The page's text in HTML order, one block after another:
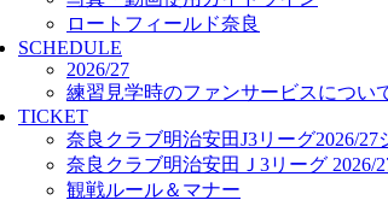
プロジェクト
コーチ&スタッフ
ジュニア
ジュニアユース
ユース
練習拠点（ナラディーア）
SCHOOL
CLUB
ロートフィールド奈良
SCHEDULE
2026/27
練習見学時のファンサービスについ
TICKET
奈良クラブ明治安田J3リーグ2026/
奈良クラブ明治安田Ｊ3リーグ 2026/
観戦ルール＆マナー